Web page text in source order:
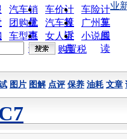
汽车销
量
车价计
算
车险计
算
团购优
惠
汽车投
诉
广州车
展
车型查
询
女人宝
典
小说阅
读
业
购置税
图片 图解 点评 保养 油耗 文章